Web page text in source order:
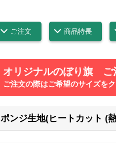
ご注文 商品特長
オリジナルのぼり旗 ご
ご注文の際はご希望のサイズを
ポンジ生地(ヒートカット (